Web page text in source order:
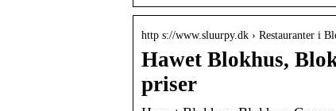
http s://www.sluurpy.dk › Restauranter i
Hawet Blokhus,
priser